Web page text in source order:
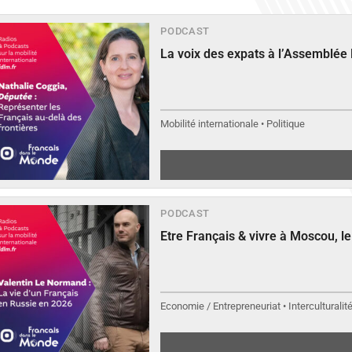
PODCAST
La voix des expats à
Mobilité internationale • Politique
PODCAST
Etre Français & vivre à Moscou,
Economie / Entrepreneuriat •